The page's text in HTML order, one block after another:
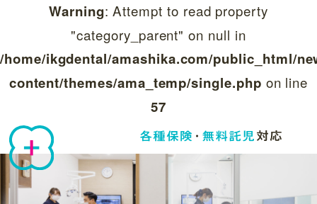
Warning: Attempt to read property
"category_parent" on null in
/home/ikgdental/amashika.com/public_html/
content/themes/ama_temp/single.php on line
57